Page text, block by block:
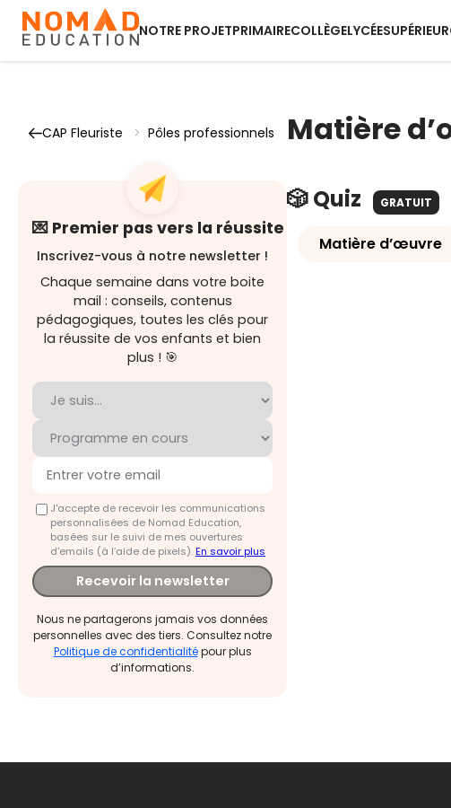
NOTRE PROJETPRIMAIRECOLLÈGELYCÉESUPÉRIEUR
CAP Fleuriste > Pôles professionnels
💌 Premier pas vers la réussite
Inscrivez-vous à notre newsletter !
Chaque semaine dans votre boite
mail : conseils, contenus
pédagogiques, toutes les clés pour
la réussite de vos enfants et bien
plus ! 🎯
J'accepte de recevoir les communications
personnalisées de Nomad Education,
basées sur le suivi de mes ouvertures
d'emails (à l’aide de pixels).En savoir plus
Recevoir la newsletter
Nous ne partagerons jamais vos données
personnelles avec des tiers. Consultez notre
Politique de confidentialitépour plus
d’informations.
Matière
🎲 Quiz GRATUIT
Matière d’œuvre